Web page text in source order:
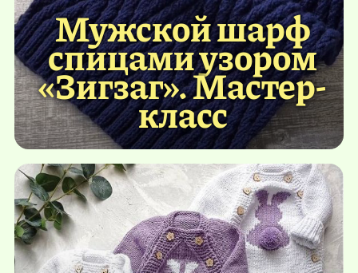
Мужской шарф
спицами узором
«Зигзаг». Мастер-
класс